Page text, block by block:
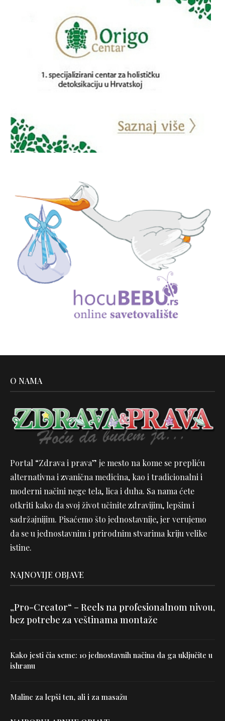
O NAMA
Portal “Zdrava i prava” je mesto na kome se prepliću
alternativna i zvanična medicina, kao i tradicionalni i
moderni načini nege tela, lica i duha. Sa nama ćete
otkriti kako da svoj život učinite zdravijim, lepšim i
sadržajnijim. Pisaćemo što jednostavnije, jer verujemo
da se u jednostavnim i prirodnim stvarima kriju velike
istine.
NAJNOVIJE OBJAVE
„Pro-Creator“ – Reels na profesionalnom nivou,
bez potrebe za veštinama montaže
Kako jesti čia seme: 10 jednostavnih načina da ga uključite u
ishranu
Maline za lepši ten, ali i za masažu